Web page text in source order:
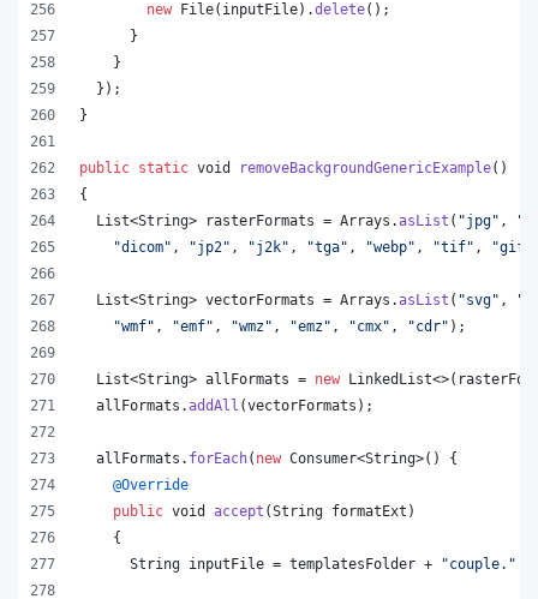
new File( inputFile).delete();
      }
    }
  });
}
public static void removeBackgroundGenericExample()
{
List<String> rasterFormats = Arrays .asList ( "jpg" ,
"dicom" , "jp2" , "j2k" , "tga" , "webp" , "tif" , "gif"
List<String> vectorFormats = Arrays .asList ( "svg" ,
"wmf" , "emf" , "wmz" , "emz" , "cmx" , "cdr" );
List<String> allFormats = new LinkedList<>(
allFormats .addAll (vectorFormats );
allFormats . forEach( new Consumer<String>() {
@Override
public void accept (String formatExt )
    {
String inputFile = templatesFolder + "couple."